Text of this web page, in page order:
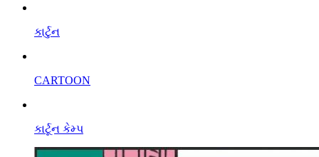
કાર્ટુન
CARTOON
કાર્ટૂન કેમ્પ